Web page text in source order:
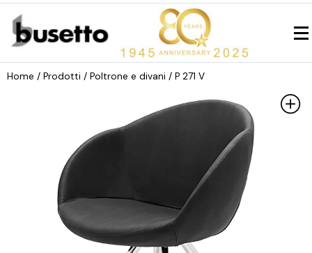
Home / Prodotti / Poltrone e divani / P 271 V